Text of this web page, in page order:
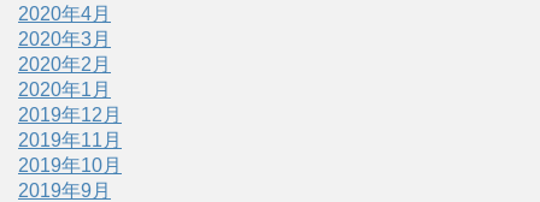
2020年4月
2020年3月
2020年2月
2020年1月
2019年12月
2019年11月
2019年10月
2019年9月